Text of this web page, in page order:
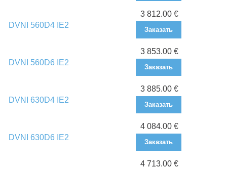
DVNI 560D4 IE2
3 812.00 €
Заказать
DVNI 560D6 IE2
3 853.00 €
Заказать
DVNI 630D4 IE2
3 885.00 €
Заказать
DVNI 630D6 IE2
4 084.00 €
Заказать
4 713.00 €